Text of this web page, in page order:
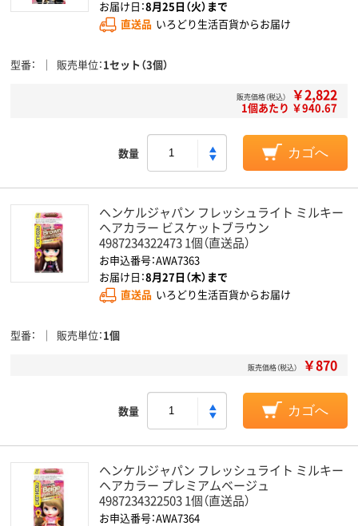
お届け日：8月25日（火）まで
直送品 いろどり生活百貨からお届け
型番 販売単位 1セット（3個）
販売価格（税込） ￥2,822
1個あたり ￥940.67
数量 カゴへ
ヘンケルジャパン フレッシュライト ミルキー
ヘアカラー ビスケットブラウン
4987234322473 1個（直送品）
お申込番号：AWA7363
お届け日：8月27日（木）まで
直送品 いろどり生活百貨からお届け
型番 販売単位 1個
販売価格（税込） ￥870
数量 カゴへ
ヘンケルジャパン フレッシュライト ミルキー
ヘアカラー プレミアムベージュ
4987234322503 1個（直送品）
お申込番号：AWA7364